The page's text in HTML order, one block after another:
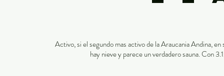
Activo, si el segundo mas activo de la Araucania Andina,
hay nieve y parece un verdadero sauna. Con